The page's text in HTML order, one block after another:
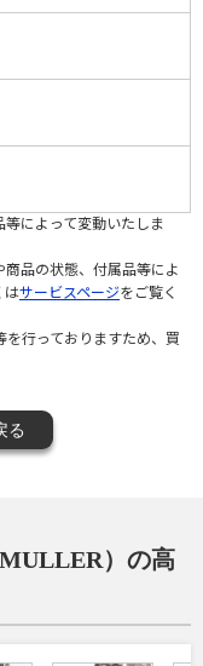
によって変動いたしま
品の状態、付属品等によ
はサービスページをご覧く
行っておりますため、買
る
）の高